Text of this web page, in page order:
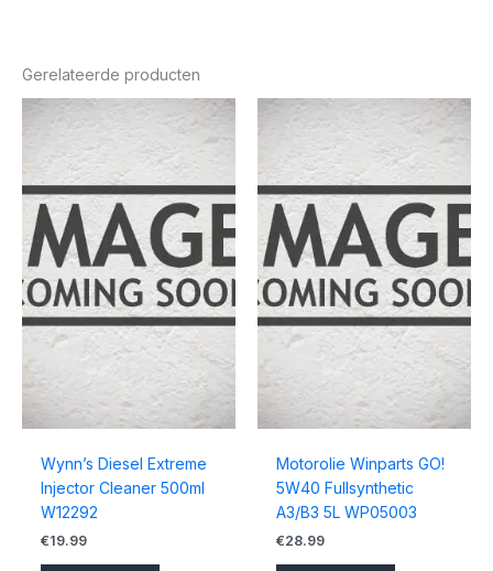
Gerelateerde producten
Wynn’s Diesel Extreme
Injector Cleaner 500ml
W12292
€19.99
Motorolie Winparts GO!
5W40 Fullsynthetic
A3/B3 5L WP05003
€28.99